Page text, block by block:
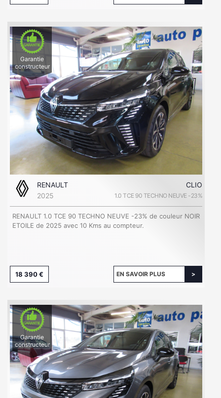
Garantie
constructeur
RENAULT
CLIO
2025
1.0 TCE 90 TECHNO NEUVE -23%
RENAULT 1.0 TCE 90 TECHNO NEUVE -23% de couleur NOIR
ETOILE de 2025 avec 10 Kms au compteur.
18 390 € EN SAVOIR PLUS
Garantie
constructeur